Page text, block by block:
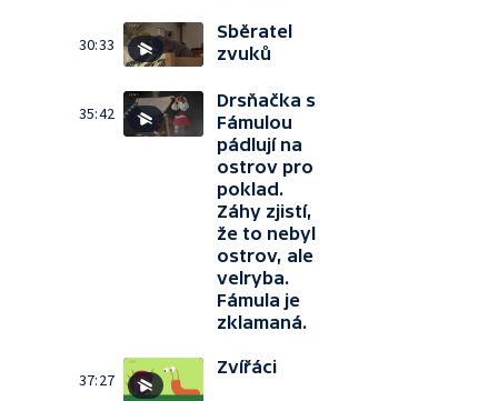
30:33
Sběratel
zvuků
35:42
Drsňačka s
Fámulou
pádlují na
ostrov pro
poklad.
Záhy zjistí,
že to nebyl
ostrov, ale
velryba.
Fámula je
zklamaná.
37:27
Zvířáci